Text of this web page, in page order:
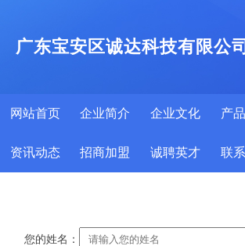
广东宝安区诚达科技有限公司
网站首页 企业简介 企业文化 产
资讯动态 招商加盟 诚聘英才 联
您的姓名：